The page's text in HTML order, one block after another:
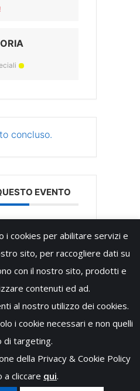
concluso.
EVENTO
Italiano Sezione della Conca
- Tutti i diritti riservati -
i cookies per abilitare servizi e
sito, per raccogliere dati su
con il nostro sito, prodotti e
contenuti ed ad.
al nostro utilizzo dei cookies.
i cookie necessari e non quelli
di targeting.
della Privacy & Cookie Policy
a cliccare qui.